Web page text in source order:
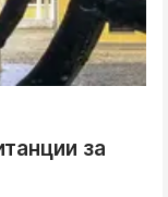
за